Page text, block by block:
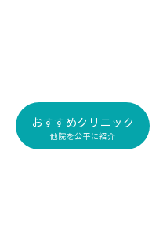
おすすめクリニック
他院を公平に紹介